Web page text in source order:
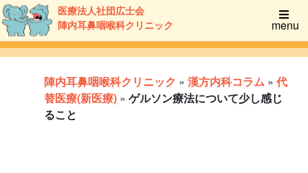
医療法人社団広士会
陣内耳鼻咽喉科クリニック
menu
陣内耳鼻咽喉科クリニック » 漢方内科コラム » 代
替医療(新医療) » ゲルソン療法について少し感じ
ること